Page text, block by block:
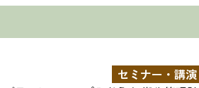
セミナー・講演